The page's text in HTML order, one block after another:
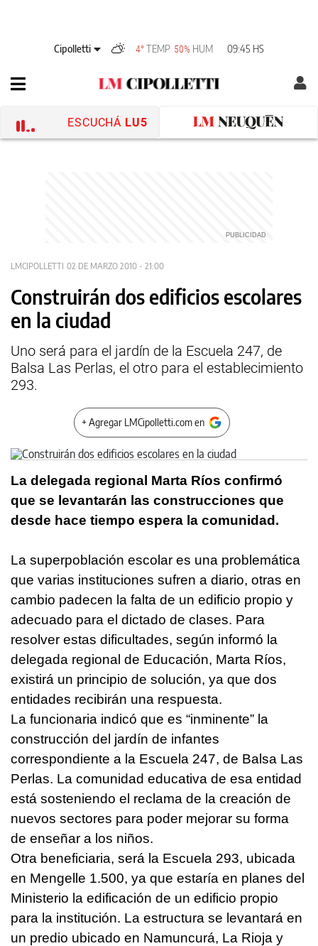
Cipolletti 4° TEMP 50% HUM 09:45 HS
ESCUCHÁ LU5
LMCIPOLLETTI 02 DE MARZO 2010 - 21:00
Construirán dos edificios escolares
en la ciudad
Uno será para el jardín de la Escuela 247, de
Balsa Las Perlas, el otro para el establecimiento
293.
+ Agregar LMCipolletti.com en
La delegada regional Marta Ríos confirmó
que se levantarán las construcciones que
desde hace tiempo espera la comunidad.
La superpoblación escolar es una problemática
que varias instituciones sufren a diario, otras en
cambio padecen la falta de un edificio propio y
adecuado para el dictado de clases. Para
resolver estas dificultades, según informó la
delegada regional de Educación, Marta Ríos,
existirá un principio de solución, ya que dos
entidades recibirán una respuesta.
La funcionaria indicó que es “inminente” la
construcción del jardín de infantes
correspondiente a la Escuela 247, de Balsa Las
Perlas. La comunidad educativa de esa entidad
está sosteniendo el reclama de la creación de
nuevos sectores para poder mejorar su forma
de enseñar a los niños.
Otra beneficiaria, será la Escuela 293, ubicada
en Mengelle 1.500, ya que estaría en planes del
Ministerio la edificación de un edificio propio
para la institución. La estructura se levantará en
un predio ubicado en Namuncurá, La Rioja y